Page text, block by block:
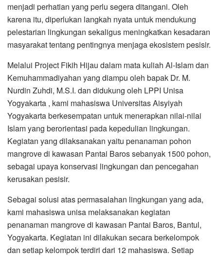
menjadi perhatian yang perlu segera ditangani. Oleh
karena itu, diperlukan langkah nyata untuk mendukung
pelestarian lingkungan sekaligus meningkatkan kesadaran
masyarakat tentang pentingnya menjaga ekosistem pesisir.
Melalui Project Fikih Hijau dalam mata kuliah Al-Islam dan
Kemuhammadiyahan yang diampu oleh bapak Dr. M.
Nurdin Zuhdi, M.S.I. dan didukung oleh LPPI Unisa
Yogyakarta , kami mahasiswa Universitas Aisyiyah
Yogyakarta berkesempatan untuk menerapkan nilai-nilai
Islam yang berorientasi pada kepedulian lingkungan.
Kegiatan yang dilaksanakan yaitu penanaman pohon
mangrove di kawasan Pantai Baros sebanyak 1500 pohon,
sebagai upaya konservasi lingkungan dan pencegahan
kerusakan pesisir.
Sebagai solusi atas permasalahan lingkungan yang ada,
kami mahasiswa unisa melaksanakan kegiatan
penanaman mangrove di kawasan Pantai Baros, Bantul,
Yogyakarta. Kegiatan ini dilakukan secara berkelompok
dan setiap kelompok terdiri dari 12 mahasiswa. Setiap